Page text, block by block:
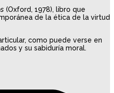
(Oxford, 1978), libro que
de la ética de la virtud
como puede verse en
y su sabiduría moral.